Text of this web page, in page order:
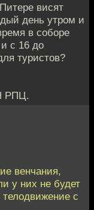
висят
день утром и
в соборе
с 16 до
туристов?
РПЦ.
венчания,
у них не будет
с